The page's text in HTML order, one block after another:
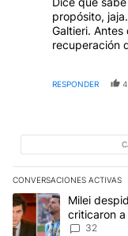
propósito,
Galtieri.
recuperación
existía
vuelos
donde
un poco de
RESPONDER 4
CONVERSACIONES ACTIVAS
Este listado muestra
Un artículo de
Milei
criticaron a
anti-Messi”
32